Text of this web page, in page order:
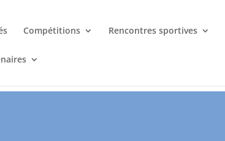
Compétitions Rencontres sportives